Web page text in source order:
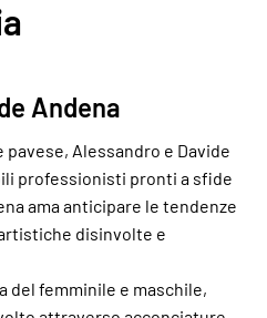
Andena
pavese, Alessandro e Davide
professionisti pronti a sfide
ama anticipare le tendenze
disinvolte e
del femminile e maschile,